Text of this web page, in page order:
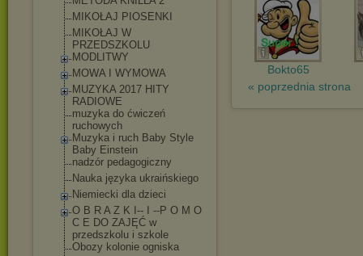
MIKOŁAJ PIOSENKI
MIKOŁAJ W
PRZEDSZKOLU
MODLITWY
MOWA I WYMOWA
MUZYKA 2017 HITY
RADIOWE
muzyka do ćwiczeń
ruchowych
Muzyka i ruch Baby Style
Baby Einstein
nadzór pedagogiczny
Nauka języka ukraińskiego
Niemiecki dla dzieci
O B R A Z K I-- I --P O M O
C E DO ZAJĘĆ w
przedszkolu i szkole
Obozy kolonie ogniska
Bokto65
« poprzednia strona